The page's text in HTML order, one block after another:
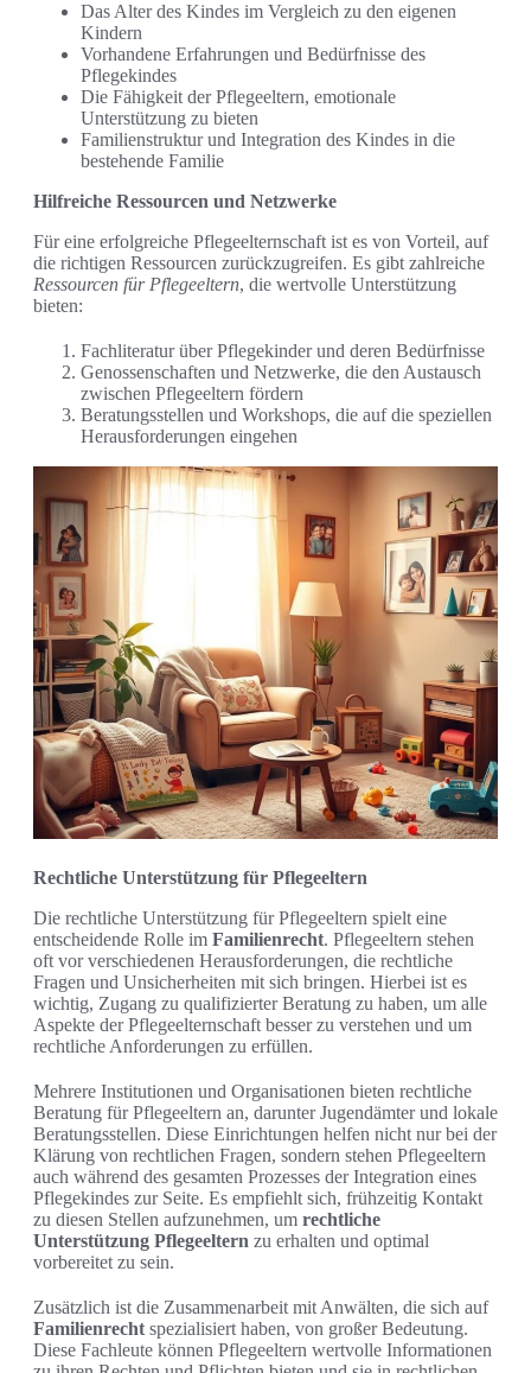
Das Alter des Kindes im Vergleich zu den eigenen
Kindern
Vorhandene Erfahrungen und Bedürfnisse des
Pflegekindes
Die Fähigkeit der Pflegeeltern, emotionale
Unterstützung zu bieten
Familienstruktur und Integration des Kindes in die
bestehende Familie
Hilfreiche Ressourcen und Netzwerke
Für eine erfolgreiche Pflegeelternschaft ist es von Vorteil, auf
die richtigen Ressourcen zurückzugreifen. Es gibt zahlreiche
Ressourcen für Pflegeeltern, die wertvolle Unterstützung
bieten:
Fachliteratur über Pflegekinder und deren Bedürfnisse
Genossenschaften und Netzwerke, die den Austausch
zwischen Pflegeeltern fördern
Beratungsstellen und Workshops, die auf die speziellen
Herausforderungen eingehen
Rechtliche Unterstützung für Pflegeeltern
Die rechtliche Unterstützung für Pflegeeltern spielt eine
entscheidende Rolle im Familienrecht. Pflegeeltern stehen
oft vor verschiedenen Herausforderungen, die rechtliche
Fragen und Unsicherheiten mit sich bringen. Hierbei ist es
wichtig, Zugang zu qualifizierter Beratung zu haben, um alle
Aspekte der Pflegeelternschaft besser zu verstehen und um
rechtliche Anforderungen zu erfüllen.
Mehrere Institutionen und Organisationen bieten rechtliche
Beratung für Pflegeeltern an, darunter Jugendämter und lokale
Beratungsstellen. Diese Einrichtungen helfen nicht nur bei der
Klärung von rechtlichen Fragen, sondern stehen Pflegeeltern
auch während des gesamten Prozesses der Integration eines
Pflegekindes zur Seite. Es empfiehlt sich, frühzeitig Kontakt
zu diesen Stellen aufzunehmen, um rechtliche
Unterstützung Pflegeeltern zu erhalten und optimal
vorbereitet zu sein.
Zusätzlich ist die Zusammenarbeit mit Anwälten, die sich auf
Familienrecht spezialisiert haben, von großer Bedeutung.
Diese Fachleute können Pflegeeltern wertvolle Informationen